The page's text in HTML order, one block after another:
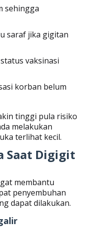
sehingga
saraf jika gigitan
vaksinasi
korban belum
tinggi pula risiko
melakukan
terlihat kecil.
Saat Digigit
membantu
penyembuhan
dapat dilakukan.